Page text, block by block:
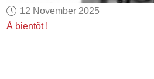
12 November 2025
À bientôt !